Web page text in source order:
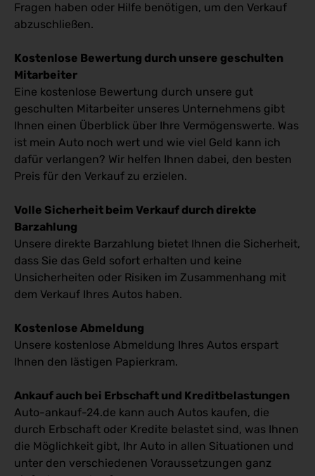
Fragen haben oder Hilfe benötigen, um den Verkauf
abzuschließen.
Kostenlose Bewertung durch unsere geschulten
Mitarbeiter
Eine kostenlose Bewertung durch unsere gut
geschulten Mitarbeiter unseres Unternehmens gibt
Ihnen einen Überblick über Ihre Vermögenswerte. Was
ist mein Auto noch wert und wie viel Geld kann ich
dafür verlangen? Wir helfen Ihnen dabei, den besten
Preis für den Verkauf zu erzielen.
Volle Sicherheit beim Verkauf durch direkte
Barzahlung
Unsere direkte Barzahlung bietet Ihnen die Sicherheit,
dass Sie das Geld sofort erhalten und keine
Unsicherheiten oder Risiken im Zusammenhang mit
dem Verkauf Ihres Autos haben.
Kostenlose Abmeldung
Unsere kostenlose Abmeldung Ihres Autos erspart
Ihnen den lästigen Papierkram.
Ankauf auch bei Erbschaft und Kreditbelastungen
Auto-ankauf-24.de kann auch Autos kaufen, die
durch Erbschaft oder Kredite belastet sind, was Ihnen
die Möglichkeit gibt, Ihr Auto in allen Situationen und
unter den verschiedenen Voraussetzungen ganz